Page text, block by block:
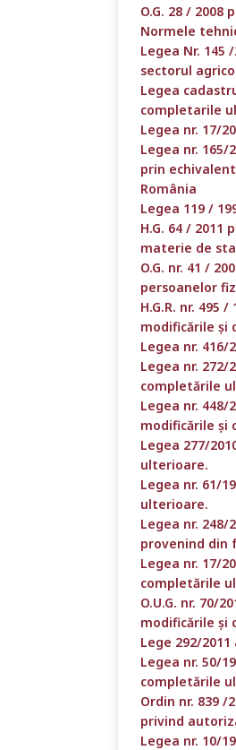
O.G. 28 /
Normele
Legea Nr.
sectorul
Legea
completarile
Legea nr. 17/
Legea nr.
prin
România
Legea 119 /
H.G. 64 /
materie de
O.G. nr. 41 /
persoanelor
H.G.R. nr.
modificările și
Legea nr.
Legea nr.
completările
Legea nr.
modificările și
Legea 277/
ulterioare.
Legea nr. 61/
ulterioare.
Legea nr.
provenind din
Legea nr. 17/
completările
O.U.G. nr. 70/
modificările și
Lege 292/
Legea nr. 50/
completările
Ordin nr. 839
privind
Legea nr. 10/